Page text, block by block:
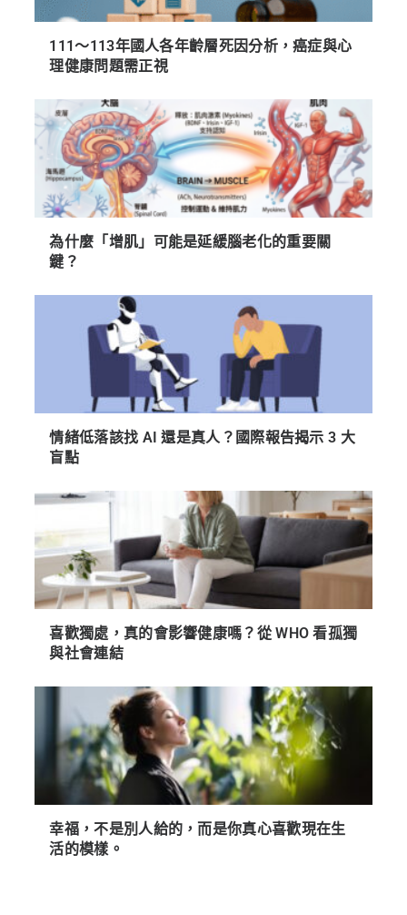
111～113年國人各年齡層死因分析，癌症與心
理健康問題需正視
為什麼「增肌」可能是延緩腦老化的重要關
鍵？
情緒低落該找 AI 還是真人？國際報告揭示 3 大
盲點
喜歡獨處，真的會影響健康嗎？從 WHO 看孤獨
與社會連結
幸福，不是別人給的，而是你真心喜歡現在生
活的模樣。